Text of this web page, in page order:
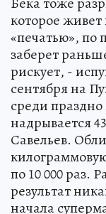
которое
«печатью», по
заберет
рискует, -
сентября на
среди
надрывается
Савельев.
по 10 000 раз.
результат
начала